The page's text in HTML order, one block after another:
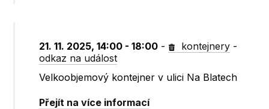
21. 11. 2025, 14:00 - 18:00 - kontejnery -
odkaz na událost
Velkoobjemový kontejner v ulici Na Blatech
Přejít na více informací